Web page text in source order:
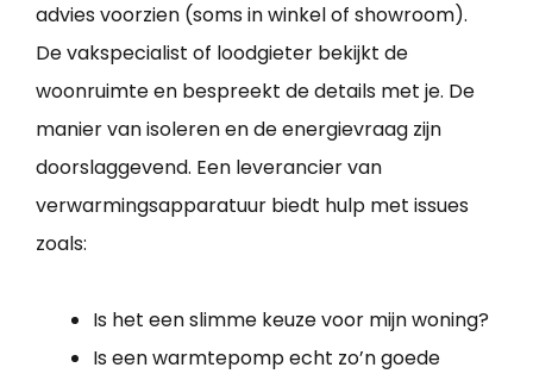
advies voorzien (soms in winkel of showroom).
De vakspecialist of loodgieter bekijkt de
woonruimte en bespreekt de details met je. De
manier van isoleren en de energievraag zijn
doorslaggevend. Een leverancier van
verwarmingsapparatuur biedt hulp met issues
zoals:
Is het een slimme keuze voor mijn woning?
Is een warmtepomp echt zo’n goede